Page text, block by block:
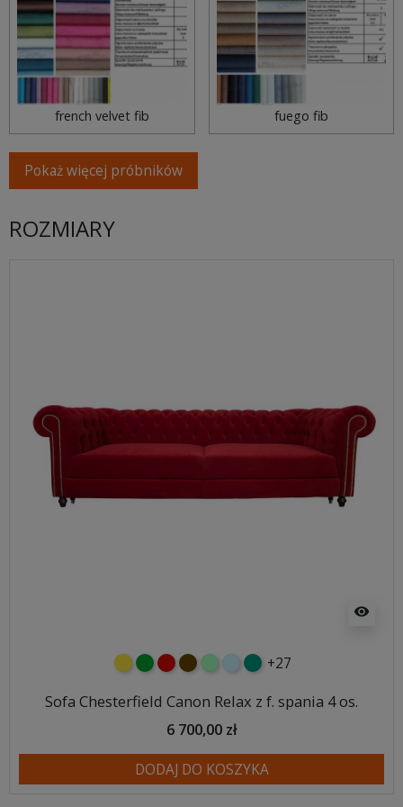
french velvet fib fuego fib
Pokaż więcej próbników
ROZMIARY
visibility
żółtyzielonyczerwony
czekoladowy
miętowybłękitny
turkusowy
+27
Sofa Chesterfield Canon Relax z f. spania 4 os.
6 700,00 zł
DODAJ DO KOSZYKA